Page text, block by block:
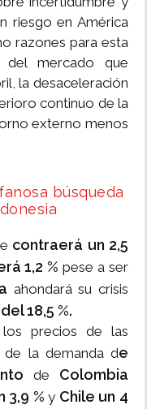
riesgo en América
razones para esta
del mercado que
la desaceleración
continuo de la
externo menos
búsqueda
contraerá un 2,5
1,2 % pese a ser
ahondará su crisis
18,5 %.
precios de las
la demanda de
de Colombia
3,9 % y Chile un 4